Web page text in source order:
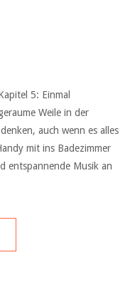
5: Einmal
Weile in der
auch wenn es alles
mit ins Badezimmer
entspannende Musik an